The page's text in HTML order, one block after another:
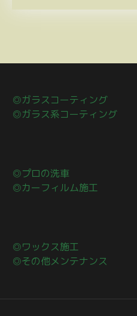
◎ガラスコーティング
◎ガラス系コーティング
◎プロの洗車
◎カーフィルム施工
◎ワックス施工
◎その他メンテナンス